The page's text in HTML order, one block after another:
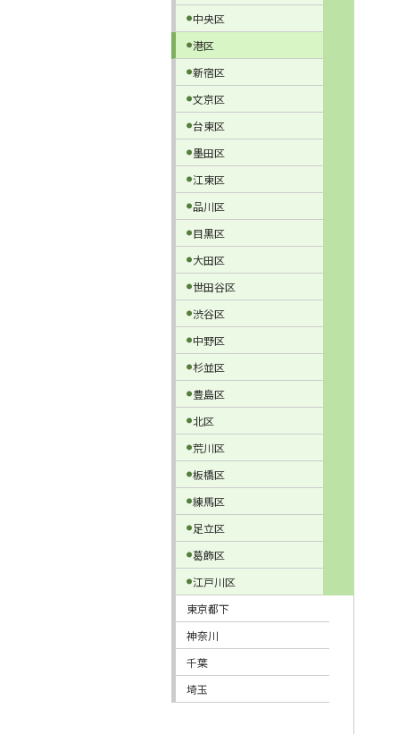
中央区
港区
新宿区
文京区
台東区
墨田区
江東区
品川区
目黒区
大田区
世田谷区
渋谷区
中野区
杉並区
豊島区
北区
荒川区
板橋区
練馬区
足立区
葛飾区
江戸川区
東京都下
神奈川
千葉
埼玉